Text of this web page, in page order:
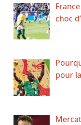
choc
pour